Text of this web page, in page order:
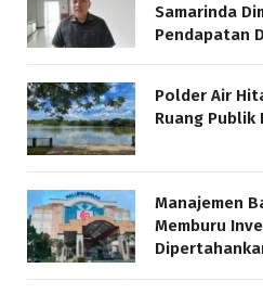
Samarinda
Pendapatan
Polder Air
Ruang Publik
Manajemen
Memburu